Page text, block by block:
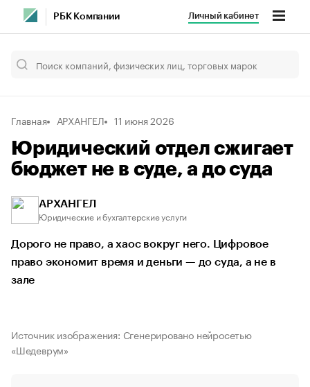
РБК Компании Личный кабинет
Главная АРХАНГЕЛ 11 июня 2026
Юридический отдел сжигает
бюджет не в суде, а до суда
АРХАНГЕЛ
Юридические и бухгалтерские услуги
Дорого не право, а хаос вокруг него. Цифровое
право экономит время и деньги — до суда, а не в
зале
Источник изображения: Сгенерировано нейросетью
«Шедеврум»